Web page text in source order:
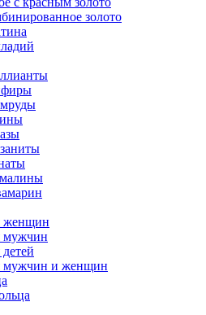
золото
женщин
мужчин
мужчин и женщин